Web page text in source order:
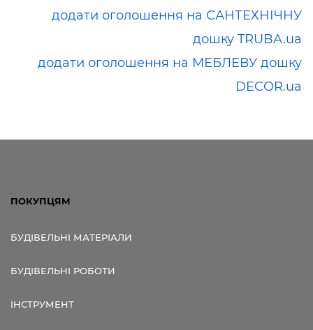
додати оголошення на САНТЕХНІЧНУ
дошку TRUBA.ua
додати оголошення на МЕБЛЕВУ дошку
DECOR.ua
ПОКУПЦЯМ
БУДІВЕЛЬНІ МАТЕРІАЛИ
БУДІВЕЛЬНІ РОБОТИ
ІНСТРУМЕНТ